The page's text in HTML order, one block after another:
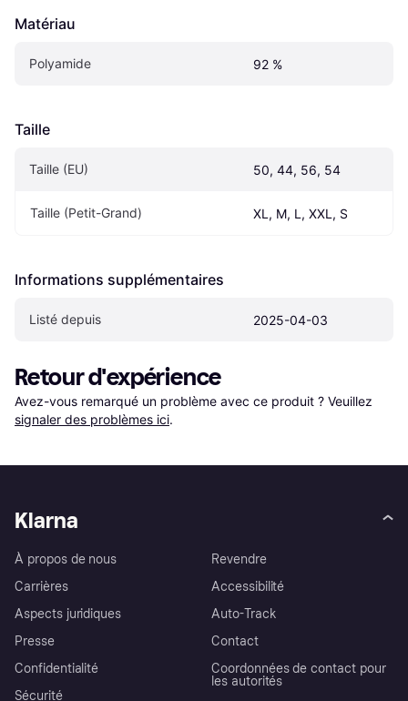
Matériau
Polyamide 92 %
Taille
Taille (EU) 50, 44, 56, 54
Taille (Petit-Grand) XL, M, L, XXL, S
Informations supplémentaires
Listé depuis 2025-04-03
Retour d'expérience
Avez-vous remarqué un problème avec ce produit ? Veuillez
signaler des problèmes ici.
Klarna
À propos de nous
Carrières
Aspects juridiques
Presse
Confidentialité
Sécurité
Revendre
Accessibilité
Auto-Track
Contact
Coordonnées de contact pour
les autorités